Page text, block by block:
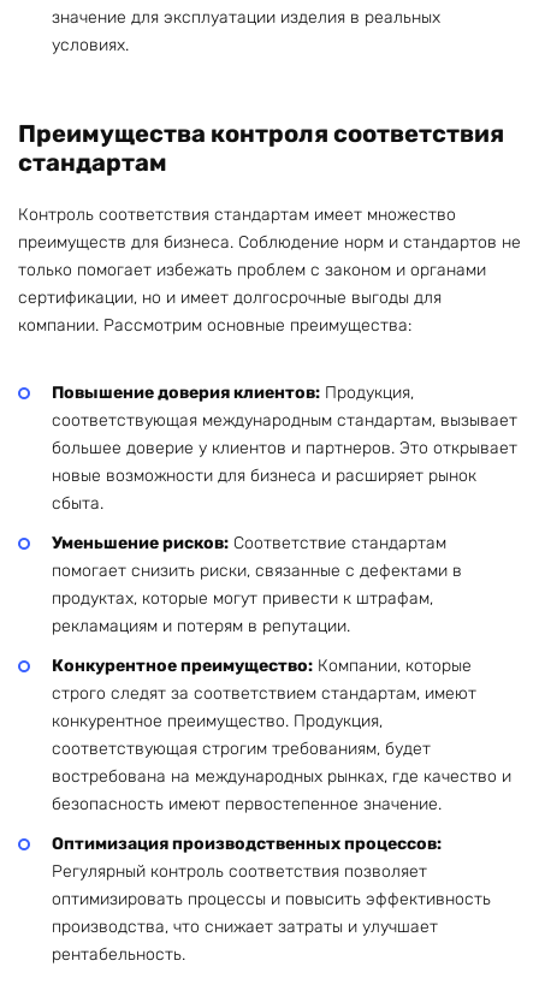
значение для эксплуатации изделия в реальных
условиях.
Преимущества контроля соответствия
стандартам
Контроль соответствия стандартам имеет множество
преимуществ для бизнеса. Соблюдение норм и стандартов не
только помогает избежать проблем с законом и органами
сертификации, но и имеет долгосрочные выгоды для
компании. Рассмотрим основные преимущества:
Повышение доверия клиентов: Продукция,
соответствующая международным стандартам, вызывает
большее доверие у клиентов и партнеров. Это открывает
новые возможности для бизнеса и расширяет рынок
сбыта.
Уменьшение рисков: Соответствие стандартам
помогает снизить риски, связанные с дефектами в
продуктах, которые могут привести к штрафам,
рекламациям и потерям в репутации.
Конкурентное преимущество: Компании, которые
строго следят за соответствием стандартам, имеют
конкурентное преимущество. Продукция,
соответствующая строгим требованиям, будет
востребована на международных рынках, где качество и
безопасность имеют первостепенное значение.
Оптимизация производственных процессов:
Регулярный контроль соответствия позволяет
оптимизировать процессы и повысить эффективность
производства, что снижает затраты и улучшает
рентабельность.